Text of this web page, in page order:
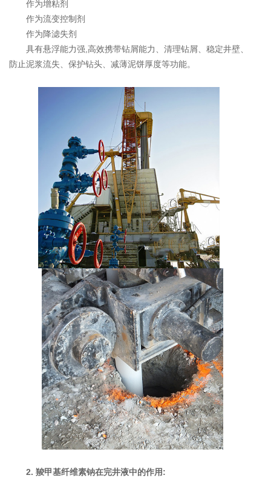
作为增粘剂
作为流变控制剂
作为降滤失剂
具有悬浮能力强,高效携带钻屑能力、清理钻屑、稳定井壁、
防止泥浆流失、保护钻头、减薄泥饼厚度等功能。
2. 羧甲基纤维素钠在完井液中的作用: